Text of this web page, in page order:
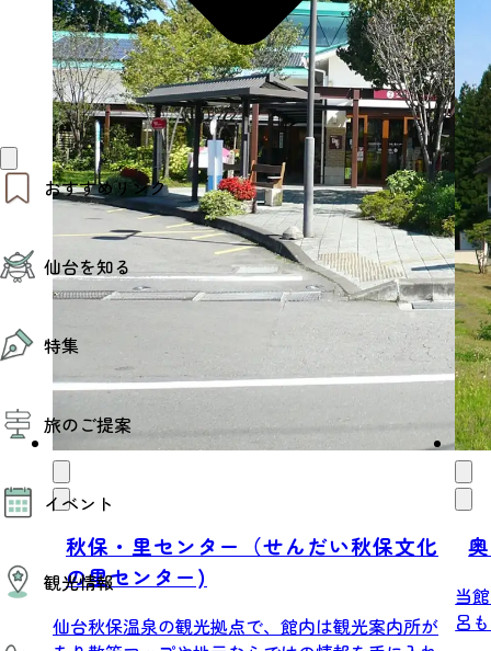
おすすめリンク
仙台夜時間
モデルコース
エリアガイド
お得なチケット
仙台を知る
エリアガイド
復興に向けて
仙台観光PR動画ライブラリー
仙台から行く東北周遊旅
伝統的工芸品
特集
夜時間トピックス
旅のご提案
モデルコース
AIおまかせコース
みんなの旅行記
イベント
イベント情報
その他イベント情報（音楽・展示会）
コンベンション情報
観光情報
観光スポット
秋保・里センター（せんだい秋保文化
の里センター)
仙台秋保温泉の観光拠点で、館内は観光案内所が
当
呂